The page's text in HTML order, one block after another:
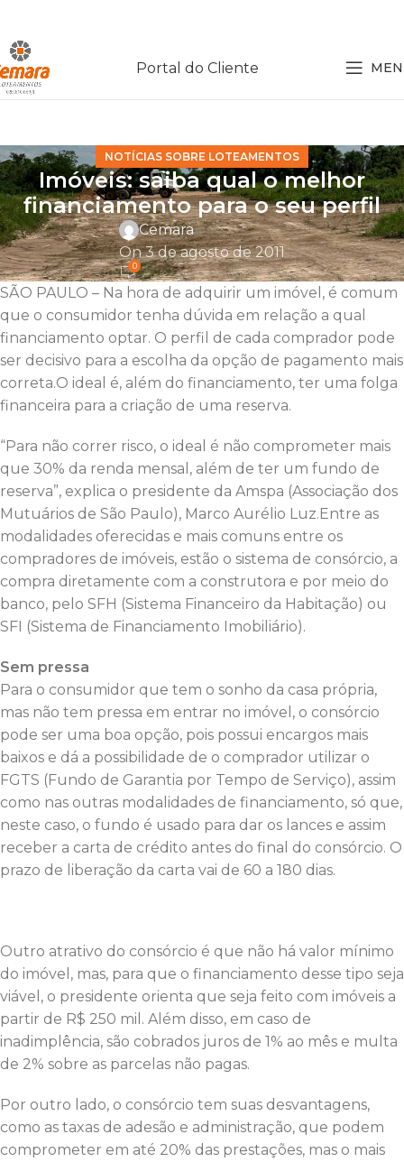
Portal do Cliente
NOTÍCIAS SOBRE LOTEAMENTOS
Imóveis: saiba qual o melhor
financiamento para o seu perfil
Cemara
On 3 de agosto de 2011
0
SÃO PAULO – Na hora de adquirir um imóvel, é comum
que o consumidor tenha dúvida em relação a qual
financiamento optar. O perfil de cada comprador pode
ser decisivo para a escolha da opção de pagamento mais
correta.O ideal é, além do financiamento, ter uma folga
financeira para a criação de uma reserva.
“Para não correr risco, o ideal é não comprometer mais
que 30% da renda mensal, além de ter um fundo de
reserva”, explica o presidente da Amspa (Associação dos
Mutuários de São Paulo), Marco Aurélio Luz.Entre as
modalidades oferecidas e mais comuns entre os
compradores de imóveis, estão o sistema de consórcio, a
compra diretamente com a construtora e por meio do
banco, pelo SFH (Sistema Financeiro da Habitação) ou
SFI (Sistema de Financiamento Imobiliário).
Sem pressa
Para o consumidor que tem o sonho da casa própria,
mas não tem pressa em entrar no imóvel, o consórcio
pode ser uma boa opção, pois possui encargos mais
baixos e dá a possibilidade de o comprador utilizar o
FGTS (Fundo de Garantia por Tempo de Serviço), assim
como nas outras modalidades de financiamento, só que,
neste caso, o fundo é usado para dar os lances e assim
receber a carta de crédito antes do final do consórcio. O
prazo de liberação da carta vai de 60 a 180 dias.
Outro atrativo do consórcio é que não há valor mínimo
do imóvel, mas, para que o financiamento desse tipo seja
viável, o presidente orienta que seja feito com imóveis a
partir de R$ 250 mil. Além disso, em caso de
inadimplência, são cobrados juros de 1% ao mês e multa
de 2% sobre as parcelas não pagas.
Por outro lado, o consórcio tem suas desvantagens,
como as taxas de adesão e administração, que podem
comprometer em até 20% das prestações, mas o mais